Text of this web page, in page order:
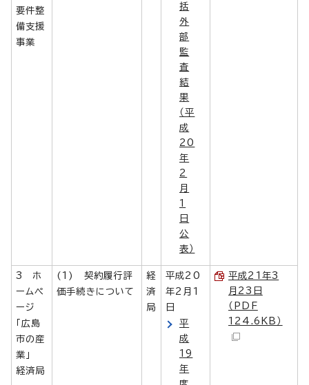
要件整
備支援
事業
括
外
部
監
査
結
果
（平
成
20
年
2
月
1
日
公
表）
3 ホ
ームペ
ージ
「広島
市の産
業」
経済局
(1) 契約履行評
価手続きについて
経
済
局
平成20
年2月1
日
平
成
19
年
平成21年3
月23日
（PDF
124.6KB）